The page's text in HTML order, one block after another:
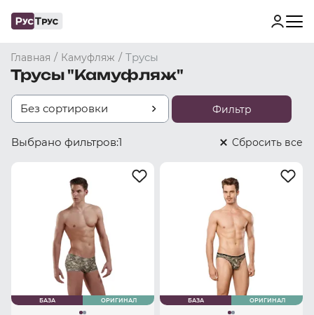
Главная / Камуфляж / Трусы
Трусы "Камуфляж"
Без сортировки Фильтр
Выбрано фильтров:1 Cбросить все
БАЗА ОРИГИНАЛ БАЗА ОРИГИНАЛ